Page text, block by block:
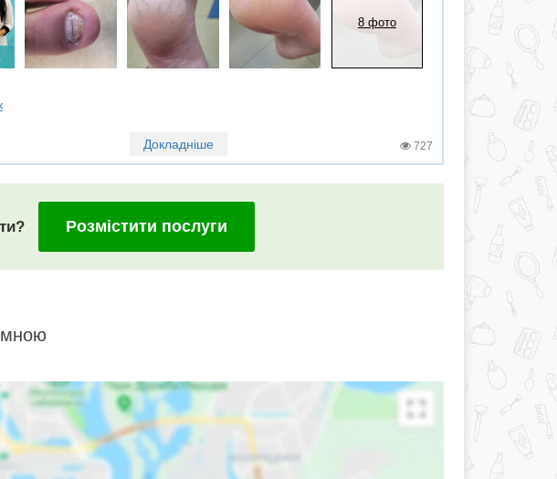
8 фото
Докладніше 727
Розмістити послуги
мною